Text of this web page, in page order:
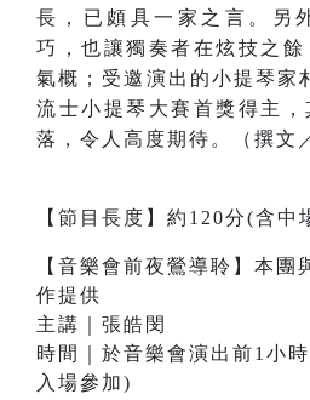
長，已頗具一家之言。另
巧，也讓獨奏者在炫技之
氣概；受邀演出的小提琴家
流士小提琴大賽首獎得主，
落，令人高度期待。（撰文
【節目長度】約120分(含中
【音樂會前夜鶯導聆】本團
作提供
主講｜張皓閔
時間｜於音樂會演出前1小
入場參加)